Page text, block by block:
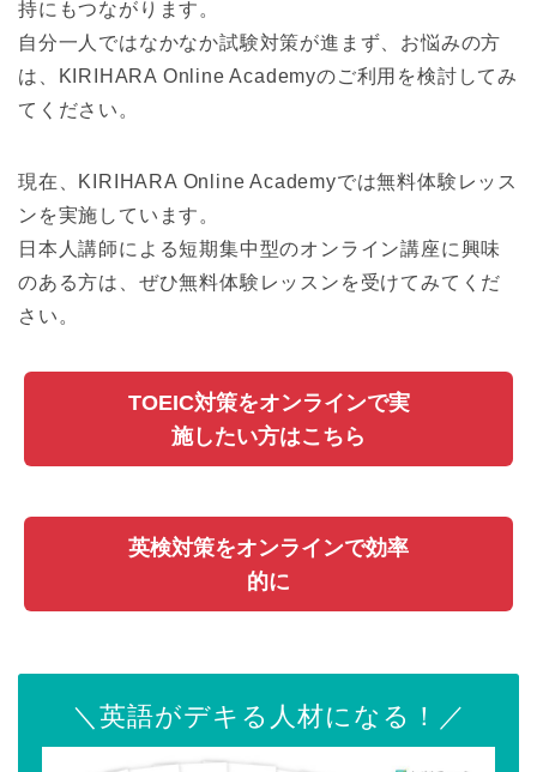
持にもつながります。
自分一人ではなかなか試験対策が進まず、お悩みの方
は、KIRIHARA Online Academyのご利用を検討してみ
てください。
現在、KIRIHARA Online Academyでは無料体験レッス
ンを実施しています。
日本人講師による短期集中型のオンライン講座に興味
のある方は、ぜひ無料体験レッスンを受けてみてくだ
さい。
TOEIC対策をオンラインで実
施したい方はこちら
英検対策をオンラインで効率
的に
＼英語がデキる人材になる！／